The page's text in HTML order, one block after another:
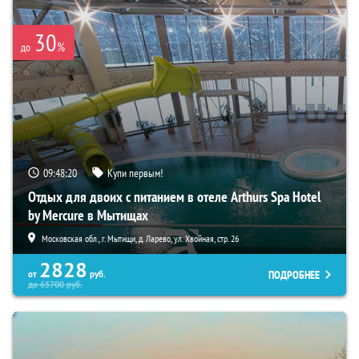
до 30%
09:48:19 Купи первым!
Отдых для двоих с питанием в отеле Arthurs Spa Hotel
by Mercure в Мытищах
Московская обл., г. Мытищи, д. Ларево, ул. Хвойная, стр. 26
от 2828 руб.
до65700руб.
ПОДРОБНЕЕ